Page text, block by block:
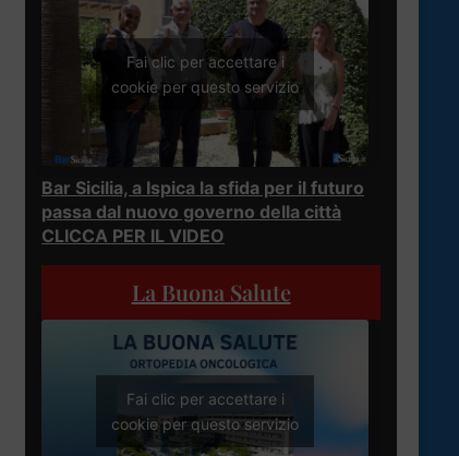
Fai clic per accettare i
cookie per questo servizio
Bar Sicilia, a Ispica la sfida per il futuro
passa dal nuovo governo della città
CLICCA PER IL VIDEO
La Buona Salute
Fai clic per accettare i
cookie per questo servizio